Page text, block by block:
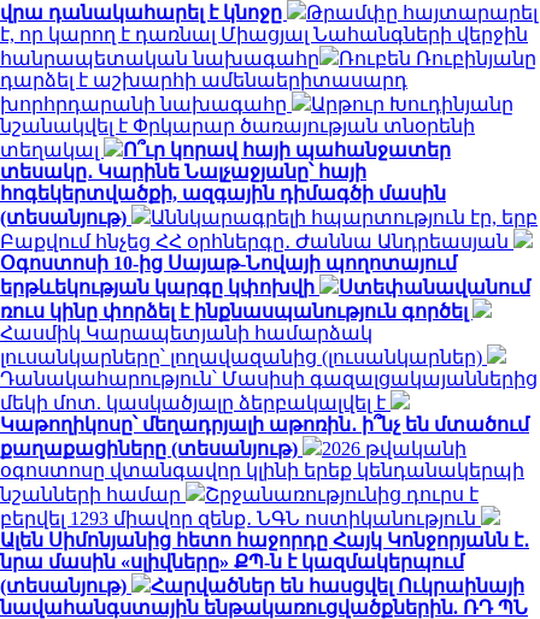
վրա դանակահարել է կնոջը
Թրամփը հայտարարել
է, որ կարող է դառնալ Միացյալ Նահանգների վերջին
հանրապետական ​​նախագահը
Ռուբեն Ռուբինյանը
դարձել է աշխարհի ամենաերիտասարդ
խորհրդարանի նախագահը
Արթուր Խուդինյանը
նշանակվել է Փրկարար ծառայության տնօրենի
տեղակալ
Ո՞ւր կորավ հայի պահանջատեր
տեսակը․ Կարինե Նալչաջյանը՝ հայի
հոգեկերտվածքի, ազգային դիմագծի մասին
(տեսանյութ)
Աննկարագրելի հպարտություն էր, երբ
Բաքվում հնչեց ՀՀ օրհներգը․ Ժաննա Անդրեասյան
Օգոստոսի 10-ից Սայաթ-Նովայի պողոտայում
երթևեկության կարգը կփոխվի
Ստեփանավանում
ռուս կինը փորձել է ինքնասպանություն գործել
Հասմիկ Կարապետյանի համարձակ
լուսանկարները՝ լողավազանից (լուսանկարներ)
Դանակահարություն՝ Մասիսի գազալցակայաններից
մեկի մոտ. կասկածյալը ձերբակալվել է
Կաթողիկոսը՝ մեղադրյալի աթոռին․ ի՞նչ են մտածում
քաղաքացիները (տեսանյութ)
2026 թվականի
օգոստոսը վտանգավոր կլինի երեք կենդանակերպի
նշանների համար
Շրջանառությունից դուրս է
բերվել 1293 միավոր զենք․ ՆԳՆ ոստիկանություն
Ալեն Սիմոնյանից հետո հաջորդը Հայկ Կոնջորյանն է․
նրա մասին «սլիվները» ՔՊ-ն է կազմակերպում
(տեսանյութ)
Հարվածներ են հասցվել Ուկրաինայի
նավահանգստային ենթակառուցվածքներին. ՌԴ ՊՆ